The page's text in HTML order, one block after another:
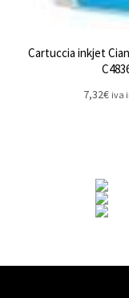
Cartuccia inkjet
7,32€ iva